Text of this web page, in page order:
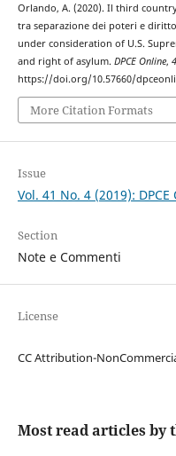
Orlando, A. (2020). Il third
tra separazione dei poteri e
under consideration of U.S.
and right of asylum. DPCE Online,
https://doi.org/10.57660/
More Citation Formats
Issue
Vol. 41 No. 4 (2019):
Section
Note e Commenti
License
CC Attribution-
Most read articles by